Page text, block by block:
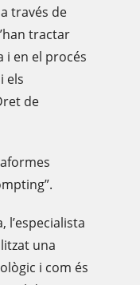
través de
tractar
i en el procés
els
de
l’especialista
una
i com és